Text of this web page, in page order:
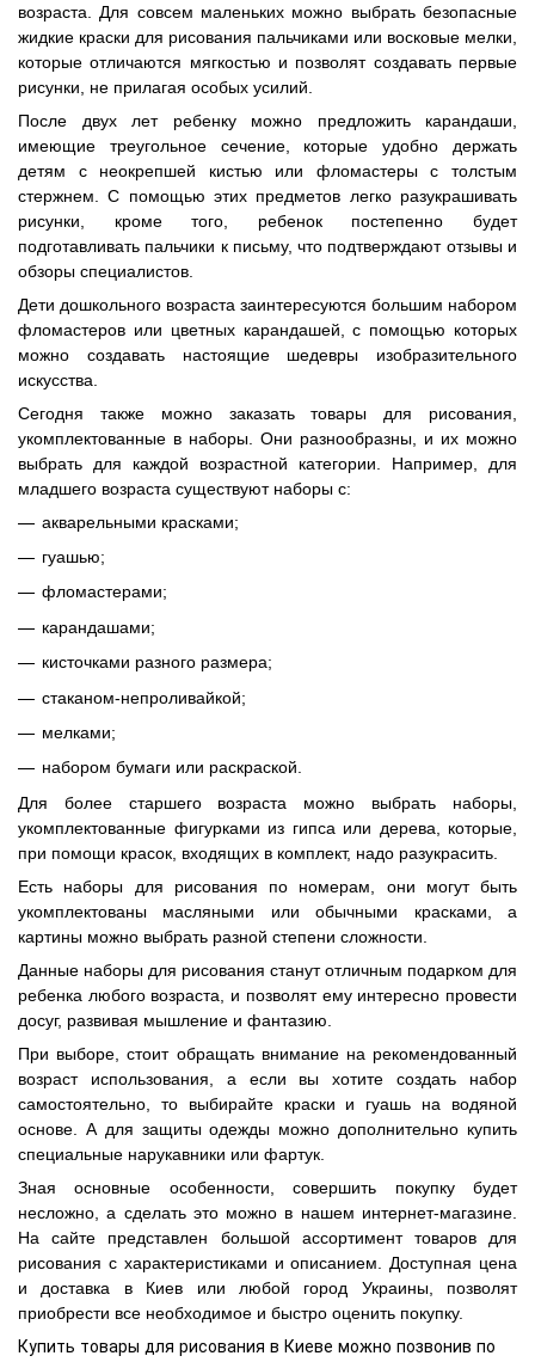
возраста. Для совсем маленьких можно выбрать безопасные
жидкие краски для рисования пальчиками или восковые мелки,
которые отличаются мягкостью и позволят создавать первые
рисунки, не прилагая особых усилий.
После двух лет ребенку можно предложить карандаши,
имеющие треугольное сечение, которые удобно держать
детям с неокрепшей кистью или фломастеры с толстым
стержнем. С помощью этих предметов легко разукрашивать
рисунки, кроме того, ребенок постепенно будет
подготавливать пальчики к письму, что подтверждают отзывы и
обзоры специалистов.
Дети дошкольного возраста заинтересуются большим набором
фломастеров или цветных карандашей, с помощью которых
можно создавать настоящие шедевры изобразительного
искусства.
Сегодня также можно заказать товары для рисования,
укомплектованные в наборы. Они разнообразны, и их можно
выбрать для каждой возрастной категории. Например, для
младшего возраста существуют наборы с:
акварельными красками;
гуашью;
фломастерами;
карандашами;
кисточками разного размера;
стаканом-непроливайкой;
мелками;
набором бумаги или раскраской.
Для более старшего возраста можно выбрать наборы,
укомплектованные фигурками из гипса или дерева, которые,
при помощи красок, входящих в комплект, надо разукрасить.
Есть наборы для рисования по номерам, они могут быть
укомплектованы масляными или обычными красками, а
картины можно выбрать разной степени сложности.
Данные наборы для рисования станут отличным подарком для
ребенка любого возраста, и позволят ему интересно провести
досуг, развивая мышление и фантазию.
При выборе, стоит обращать внимание на рекомендованный
возраст использования, а если вы хотите создать набор
самостоятельно, то выбирайте краски и гуашь на водяной
основе. А для защиты одежды можно дополнительно купить
специальные нарукавники или фартук.
Зная основные особенности, совершить покупку будет
несложно, а сделать это можно в нашем интернет-магазине.
На сайте представлен большой ассортимент товаров для
рисования с характеристиками и описанием. Доступная цена
и доставка в Киев или любой город Украины, позволят
приобрести все необходимое и быстро оценить покупку.
Купить товары для рисования в Киеве можно позвонив по